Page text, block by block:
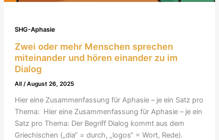
SHG-Aphasie
Zwei oder mehr Menschen sprechen
miteinander und hören einander zu im
Dialog
All /August 26, 2025
Hier eine Zusammenfassung für Aphasie – je ein Satz pro
Thema: ​ Hier eine Zusammenfassung für Aphasie – je ein
Satz pro Thema: Der Begriff Dialog kommt aus dem
Griechischen („dia“ = durch, „logos“ = Wort, Rede).